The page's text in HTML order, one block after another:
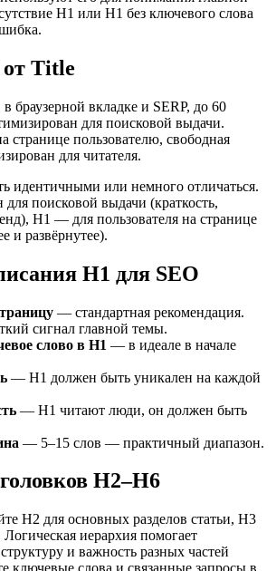
H1 или H1 без ключевого слова
Title
браузерной вкладке и SERP, до 60
для поисковой выдачи.
странице пользователю, свободная
для читателя.
идентичными или немного отличаться.
поисковой выдачи (краткость,
H1 — для пользователя на странице
и развёрнутее).
H1 для SEO
— стандартная рекомендация.
сигнал главной темы.
слово в H1 — в идеале в начале
— H1 должен быть уникален на каждой
— H1 читают люди, он должен быть
— 5–15 слов — практичный диапазон.
H2–H6
H2 для основных разделов статьи, H3
иерархия помогает
и важность разных частей